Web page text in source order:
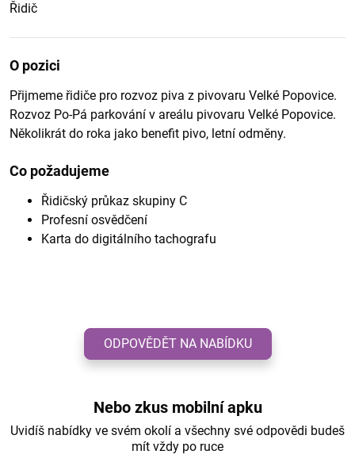
Řidič
O pozici
Přijmeme řidiče pro rozvoz piva z pivovaru Velké Popovice.
Rozvoz Po-Pá parkování v areálu pivovaru Velké Popovice.
Několikrát do roka jako benefit pivo, letní odměny.
Co požadujeme
Řidičský průkaz skupiny C
Profesní osvědčení
Karta do digitálního tachografu
ODPOVĚDĚT NA NABÍDKU
Nebo zkus mobilní apku
Uvidíš nabídky ve svém okolí a všechny své odpovědi budeš
mít vždy po ruce